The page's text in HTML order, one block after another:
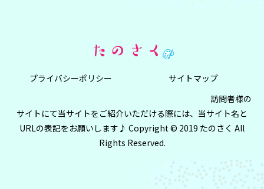
プライバシーポリシー
サイトマップ
訪問者様の
サイトにて当サイトをご紹介いただける際には、当サイト名と
URLの表記をお願いします♪ Copyright © 2019 たのさく All
Rights Reserved.